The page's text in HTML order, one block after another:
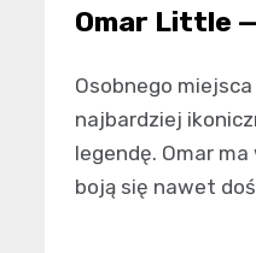
Omar Little
Osobnego
najbardziej
legendę. Omar
boją się nawet